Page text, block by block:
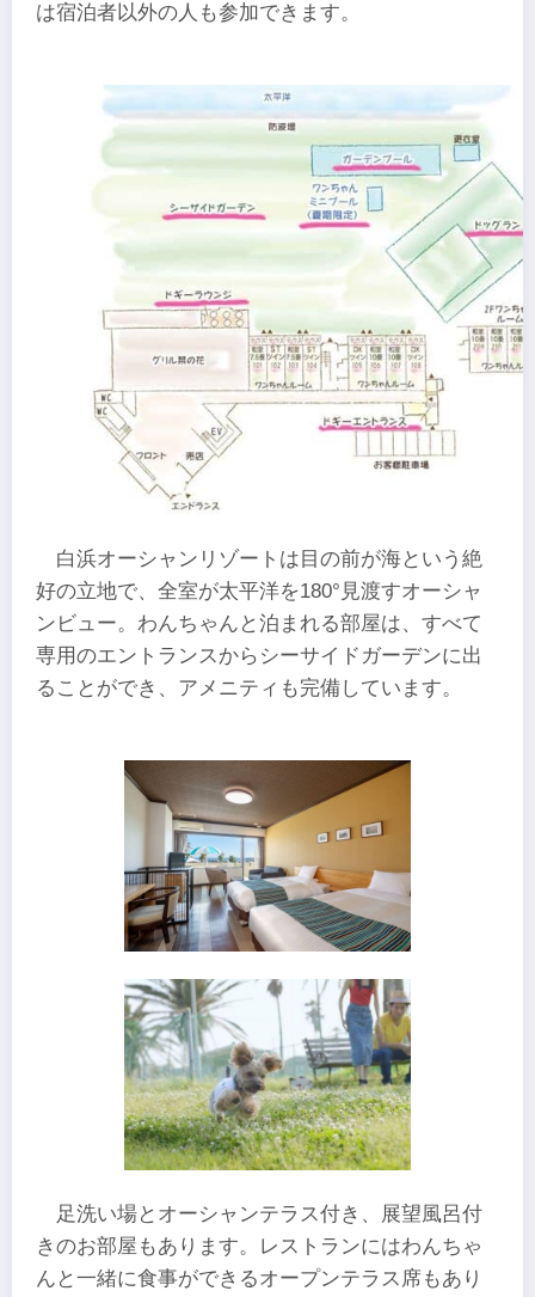
は宿泊者以外の人も参加できます。
白浜オーシャンリゾートは目の前が海という絶
好の立地で、全室が太平洋を180°見渡すオーシャ
ンビュー。わんちゃんと泊まれる部屋は、すべて
専用のエントランスからシーサイドガーデンに出
ることができ、アメニティも完備しています。
足洗い場とオーシャンテラス付き、展望風呂付
きのお部屋もあります。レストランにはわんちゃ
んと一緒に食事ができるオープンテラス席もあり